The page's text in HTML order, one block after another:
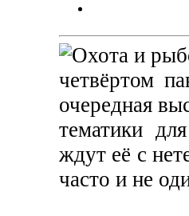
четвёртом
очередная
тематики
ждут её с
часто и не